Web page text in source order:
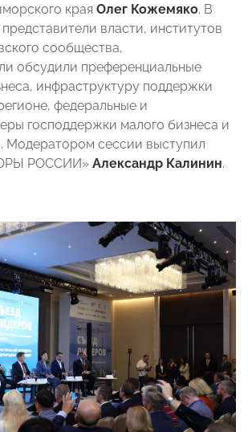
края Олег Кожемяко. В
власти, институтов
сообщества,
обсудили преференциальные
инфраструктуру поддержки
федеральные и
господдержки малого бизнеса и
Модератором сессии выступил
РОССИИ» Александр Калинин.